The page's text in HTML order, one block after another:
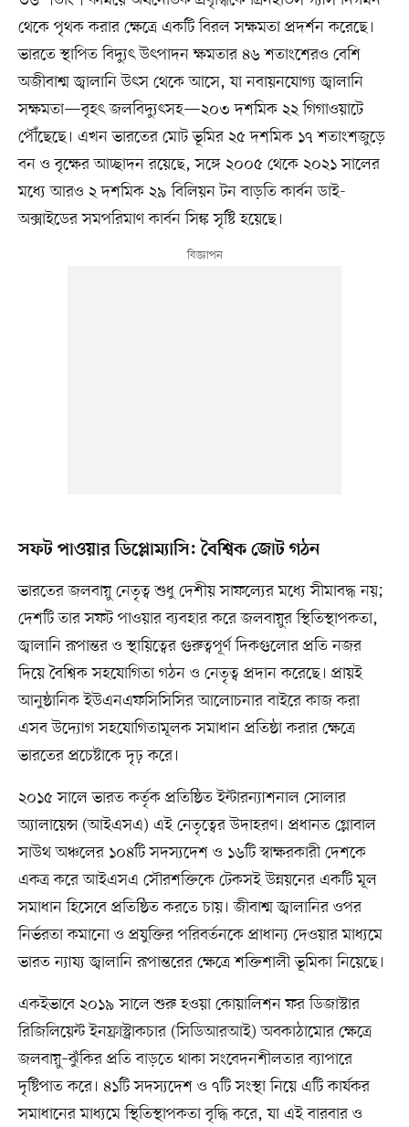
থেকে পৃথক করার ক্ষেত্রে একটি বিরল সক্ষমতা প্রদর্শন করেছে।
ভারতে স্থাপিত বিদ্যুৎ উৎপাদন ক্ষমতার ৪৬ শতাংশেরও বেশি
অজীবাশ্ম জ্বালানি উৎস থেকে আসে, যা নবায়নযোগ্য জ্বালানি
সক্ষমতা—বৃহৎ জলবিদ্যুৎসহ—২০৩ দশমিক ২২ গিগাওয়াটে
পৌঁছেছে। এখন ভারতের মোট ভূমির ২৫ দশমিক ১৭ শতাংশজুড়ে
বন ও বৃক্ষের আচ্ছাদন রয়েছে, সঙ্গে ২০০৫ থেকে ২০২১ সালের
মধ্যে আরও ২ দশমিক ২৯ বিলিয়ন টন বাড়তি কার্বন ডাই-
অক্সাইডের সমপরিমাণ কার্বন সিঙ্ক সৃষ্টি হয়েছে।
সফট পাওয়ার ডিপ্লোম্যাসি: বৈশ্বিক জোট গঠন
ভারতের জলবায়ু নেতৃত্ব শুধু দেশীয় সাফল্যের মধ্যে সীমাবদ্ধ নয়;
দেশটি তার সফট পাওয়ার ব্যবহার করে জলবায়ুর স্থিতিস্থাপকতা,
জ্বালানি রূপান্তর ও স্থায়িত্বের গুরুত্বপূর্ণ দিকগুলোর প্রতি নজর
দিয়ে বৈশ্বিক সহযোগিতা গঠন ও নেতৃত্ব প্রদান করেছে। প্রায়ই
আনুষ্ঠানিক ইউএনএফসিসিসির আলোচনার বাইরে কাজ করা
এসব উদ্যোগ সহযোগিতামূলক সমাধান প্রতিষ্ঠা করার ক্ষেত্রে
ভারতের প্রচেষ্টাকে দৃঢ় করে।
২০১৫ সালে ভারত কর্তৃক প্রতিষ্ঠিত ইন্টারন্যাশনাল সোলার
অ্যালায়েন্স (আইএসএ) এই নেতৃত্বের উদাহরণ। প্রধানত গ্লোবাল
সাউথ অঞ্চলের ১০৪টি সদস্যদেশ ও ১৬টি স্বাক্ষরকারী দেশকে
একত্র করে আইএসএ সৌরশক্তিকে টেকসই উন্নয়নের একটি মূল
সমাধান হিসেবে প্রতিষ্ঠিত করতে চায়। জীবাশ্ম জ্বালানির ওপর
নির্ভরতা কমানো ও প্রযুক্তির পরিবর্তনকে প্রাধান্য দেওয়ার মাধ্যমে
ভারত ন্যায্য জ্বালানি রূপান্তরের ক্ষেত্রে শক্তিশালী ভূমিকা নিয়েছে।
একইভাবে ২০১৯ সালে শুরু হওয়া কোয়ালিশন ফর ডিজাস্টার
রিজিলিয়েন্ট ইনফ্রাস্ট্রাকচার (সিডিআরআই) অবকাঠামোর ক্ষেত্রে
জলবায়ু–ঝুঁকির প্রতি বাড়তে থাকা সংবেদনশীলতার ব্যাপারে
দৃষ্টিপাত করে। ৪১টি সদস্যদেশ ও ৭টি সংস্থা নিয়ে এটি কার্যকর
সমাধানের মাধ্যমে স্থিতিস্থাপকতা বৃদ্ধি করে, যা এই বারবার ও